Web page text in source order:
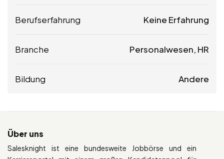
Berufserfahrung Keine Erfahrung
Branche Personalwesen, HR
Bildung Andere
Über uns
Salesknight ist eine bundesweite Jobbörse und ein